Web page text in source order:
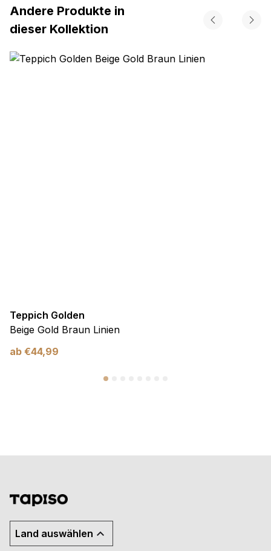
Andere Produkte in
dieser Kollektion
Teppich Golden
Beige Gold Braun Linien
ab €44,99
Land auswählen